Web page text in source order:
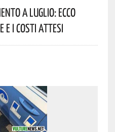
A Luglio: Ecco
I Costi Attesi